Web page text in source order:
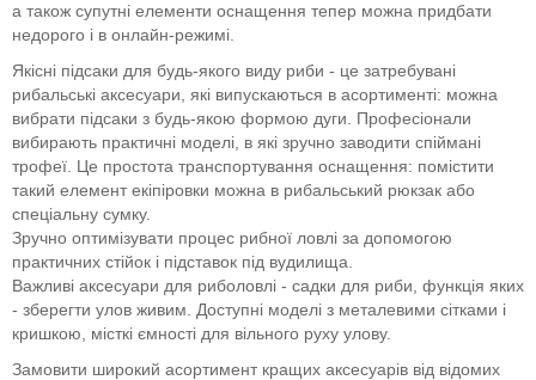
а також супутні елементи оснащення тепер можна придбати
недорого і в онлайн-режимі.
Якісні підсаки для будь-якого виду риби - це затребувані
рибальські аксесуари, які випускаються в асортименті: можна
вибрати підсаки з будь-якою формою дуги. Професіонали
вибирають практичні моделі, в які зручно заводити спіймані
трофеї. Це простота транспортування оснащення: помістити
такий елемент екіпіровки можна в рибальський рюкзак або
спеціальну сумку.
Зручно оптимізувати процес рибної ловлі за допомогою
практичних стійок і підставок під вудилища.
Важливі аксесуари для риболовлі - садки для риби, функція яких
- зберегти улов живим. Доступні моделі з металевими сітками і
кришкою, місткі ємності для вільного руху улову.
Замовити широкий асортимент кращих аксесуарів від відомих